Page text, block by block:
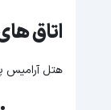
اتاق
هتل آرامیس پلاس دارای ۳ نوع اتاق بوده که از